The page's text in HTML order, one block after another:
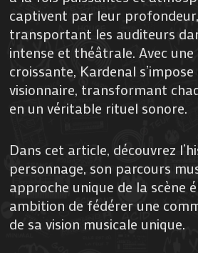
captivent par leur
transportant les auditeurs
intense et théâtrale. Avec
croissante, Kardenal
visionnaire, transformant
en un véritable rituel sonore.
Dans cet article, découvrez
personnage, son parcours
approche unique de la scène
ambition de fédérer une
de sa vision musicale unique.